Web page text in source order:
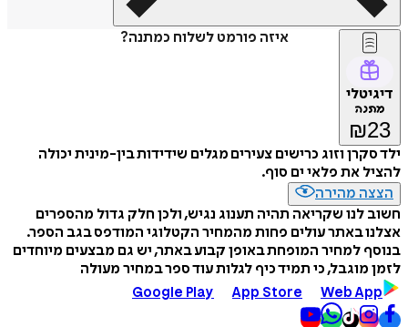
איזה פורמט לשלוח כמתנה?
דיגיטלי
מתנה
₪23
ילד סקרן וזוג כרישים צעירים מגלים שידידות בין-מינית יכולה
להציל את פלאי ים סוף.
הצצה מהירה
חשוב לנו שקריאה תהיה תענוג נגיש, ולכן חלק גדול מהספרים
אצלנו באתר עולים פחות מהמחיר הקטלוגי המודפס בגב הספר.
בנוסף למחיר המופחת באופן קבוע באתר, יש גם מבצעים מיוחדים
לזמן מוגבל, כי תמיד כיף לגלות עוד ספר במחיר מעולה
Google Play
App Store Web App